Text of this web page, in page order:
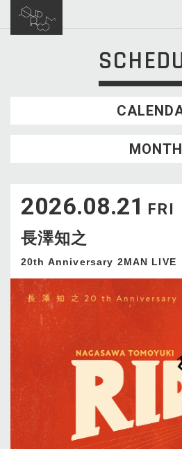
WED
2
3 4 5
16
17
23
24 25 26
30
31
MONTH
2026.08.21 FRI
長澤知之
20th Anniversary 2MAN LIVE